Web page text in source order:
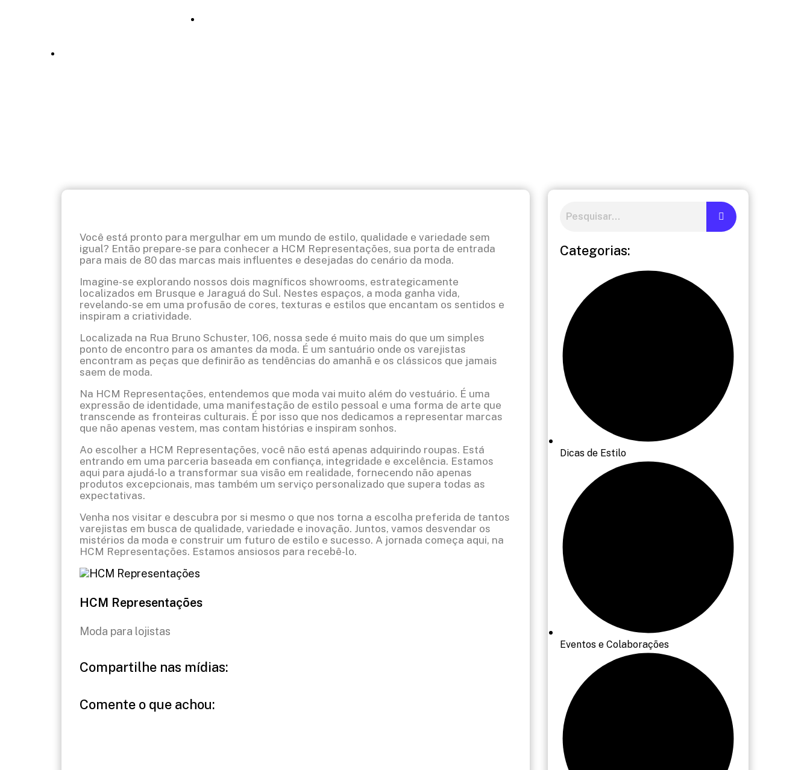
Você está pronto para mergulhar em um mundo de estilo, qualidade e variedade sem
igual? Então prepare-se para conhecer a HCM Representações, sua porta de entrada
para mais de 80 das marcas mais influentes e desejadas do cenário da moda.
Imagine-se explorando nossos dois magníficos showrooms, estrategicamente
localizados em Brusque e Jaraguá do Sul. Nestes espaços, a moda ganha vida,
revelando-se em uma profusão de cores, texturas e estilos que encantam os sentidos e
inspiram a criatividade.
Localizada na Rua Bruno Schuster, 106, nossa sede é muito mais do que um simples
ponto de encontro para os amantes da moda. É um santuário onde os varejistas
encontram as peças que definirão as tendências do amanhã e os clássicos que jamais
saem de moda.
Na HCM Representações, entendemos que moda vai muito além do vestuário. É uma
expressão de identidade, uma manifestação de estilo pessoal e uma forma de arte que
transcende as fronteiras culturais. É por isso que nos dedicamos a representar marcas
que não apenas vestem, mas contam histórias e inspiram sonhos.
Ao escolher a HCM Representações, você não está apenas adquirindo roupas. Está
entrando em uma parceria baseada em confiança, integridade e excelência. Estamos
aqui para ajudá-lo a transformar sua visão em realidade, fornecendo não apenas
produtos excepcionais, mas também um serviço personalizado que supera todas as
expectativas.
Venha nos visitar e descubra por si mesmo o que nos torna a escolha preferida de tantos
varejistas em busca de qualidade, variedade e inovação. Juntos, vamos desvendar os
mistérios da moda e construir um futuro de estilo e sucesso. A jornada começa aqui, na
HCM Representações. Estamos ansiosos para recebê-lo.
HCM Representações
Moda para lojistas
Compartilhe nas mídias:
Comente o que achou:
Categorias:
Dicas de Estilo
Eventos e Colaborações